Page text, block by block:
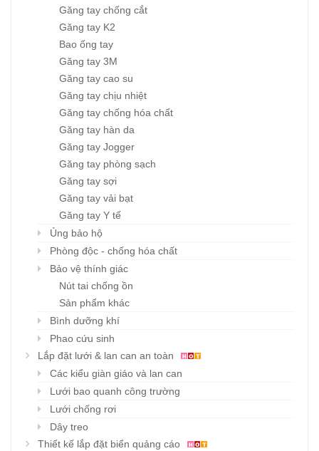
Găng tay chống cắt
Găng tay K2
Bao ống tay
Găng tay 3M
Găng tay cao su
Găng tay chịu nhiệt
Găng tay chống hóa chất
Găng tay hàn da
Găng tay Jogger
Găng tay phòng sạch
Găng tay sợi
Găng tay vải bạt
Găng tay Y tế
Ủng bảo hộ
Phòng độc - chống hóa chất
Bảo vệ thính giác
Nút tai chống ồn
Sản phẩm khác
Bình dưỡng khí
Phao cứu sinh
Lắp đặt lưới & lan can an toàn
Các kiểu giàn giáo và lan can
Lưới bao quanh công trường
Lưới chống rơi
Dây treo
Thiết kế lắp đặt biển quảng cáo